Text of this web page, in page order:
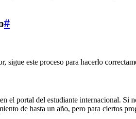
#
sigue este proceso para hacerlo
el portal del estudiante internacional.
de hasta un año, pero para ciertos